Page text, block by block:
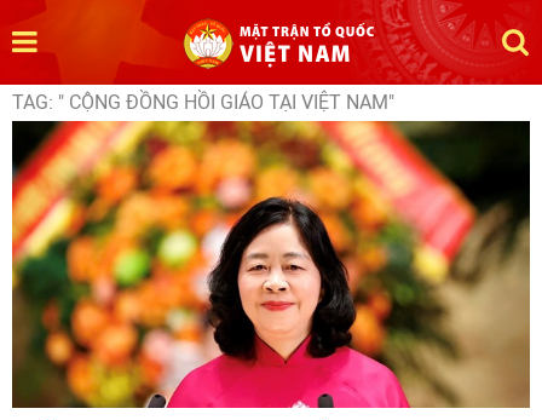
TAG: " CỘNG ĐỒNG HỒI GIÁO TẠI VIỆT NAM"